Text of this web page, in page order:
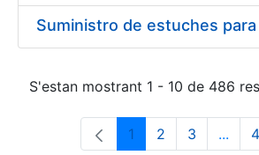
S'estan mostrant 1 - 10 de 486
Pàgina
1 Pàgina
2 Pàgina
3 ...